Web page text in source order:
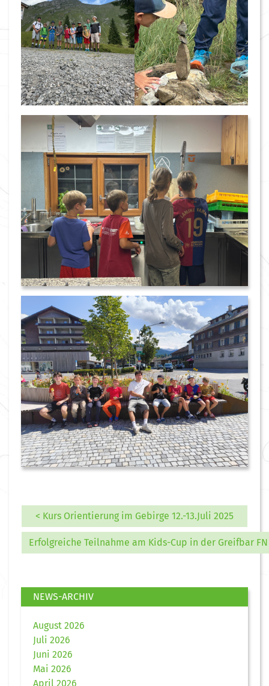
< Kurs Orientierung im Gebirge 12.-13.Juli 2025
Erfolgreiche Teilnahme am Kids-Cup in der Greifbar FN
NEWS-ARCHIV
August 2026
Juli 2026
Juni 2026
Mai 2026
April 2026